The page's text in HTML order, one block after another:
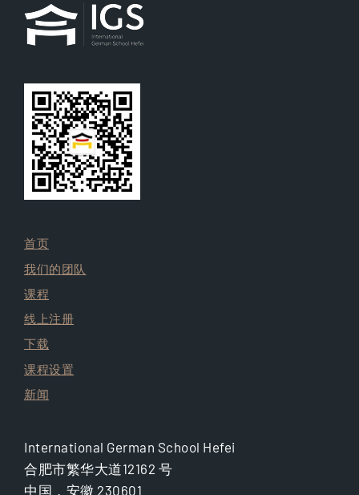
首页
我们的团队
课程
线上注册
下载
课程设置
新闻
International German School Hefei
合肥市繁华大道12162 号
中国，安徽 230601